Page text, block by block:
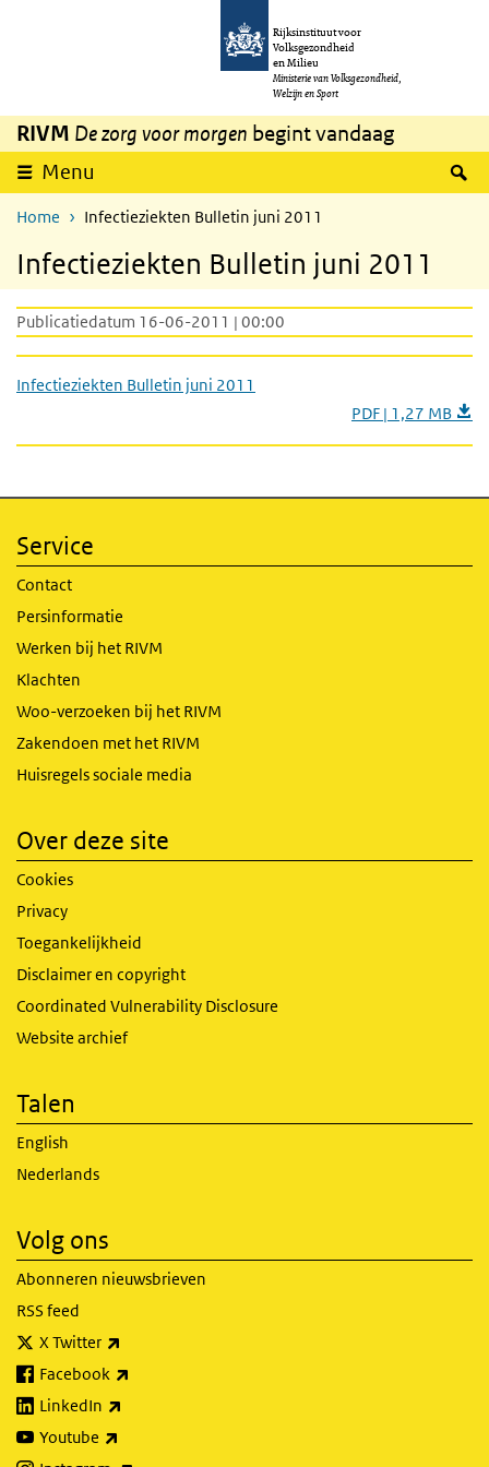
Overslaan en naar de inhoud gaan
Rijksinstituut voor
Volksgezondheid
en Milieu
Ministerie van Volksgezondheid,
Welzijn en Sport
RIVM De zorg voor morgen begint vandaag
Menu
Home Infectieziekten Bulletin juni 2011
Infectieziekten Bulletin juni 2011
Publicatiedatum 16-06-2011 | 00:00
Infectieziekten Bulletin juni 2011
PDF | 1,27 MB
Service
Contact
Persinformatie
Werken bij het RIVM
Klachten
Woo-verzoeken bij het RIVM
Zakendoen met het RIVM
Huisregels sociale media
Over deze site
Cookies
Privacy
Toegankelijkheid
Disclaimer en copyright
Coordinated Vulnerability Disclosure
Website archief
Talen
English
Nederlands
Volg ons
Abonneren nieuwsbrieven
RSS feed
X Twitter
Facebook
LinkedIn
Youtube